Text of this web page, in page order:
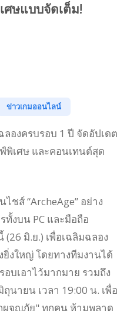
ศษแบบจัดเต็ม!
ข่าวเกมออนไลน์
ลองครบรอบ 1 ปี จัดอัปเดต
พิเศษ และคอนเทนต์สุด
ชส์ “ArcheAge” อย่าง
ทั้งบน PC และมือถือ
มิ.ย.) เพื่อเฉลิมฉลอง
ยิ่งใหญ่ โดยทางทีมงานได้
บเอาไว้มากมาย รวมถึง
นายน เวลา 19:00 น. เพื่อ
ผจญภัย" ทุกคน ห้ามพลาด